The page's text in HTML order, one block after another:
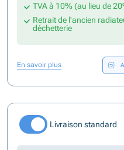
TVA à 10% (au lieu de
Retrait de l'ancien
déchetterie
En savoir plus
Livraison standard